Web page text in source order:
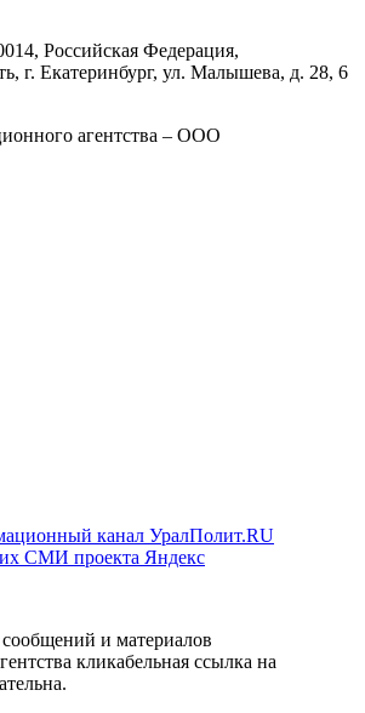
, Российская Федерация,
г. Екатеринбург, ул. Малышева, д. 28, 6
агентства – ООО
канал УралПолит.RU
СМИ проекта Яндекс
и материалов
кликабельная ссылка на